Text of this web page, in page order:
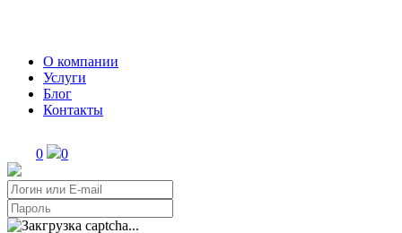
О компании
Услуги
Блог
Контакты
0 0